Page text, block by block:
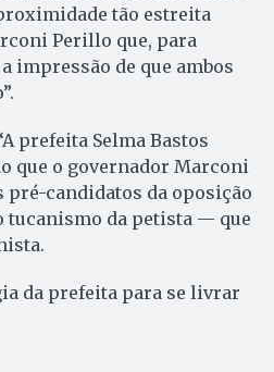
tão estreita
Perillo que, para
impressão de que ambos
prefeita Selma Bastos
que o governador Marconi
pré-candidatos da oposição
tucanismo da petista — que
da prefeita para se livrar